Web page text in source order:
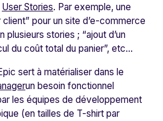
User Stories. Par exemple, une
client” pour un site d’e-commerce
stories ; “ajout d’un
du coût total du panier”, etc...
sert à matérialiser dans le
un besoin fonctionnel
les équipes de développement
(en tailles de T-shirt par